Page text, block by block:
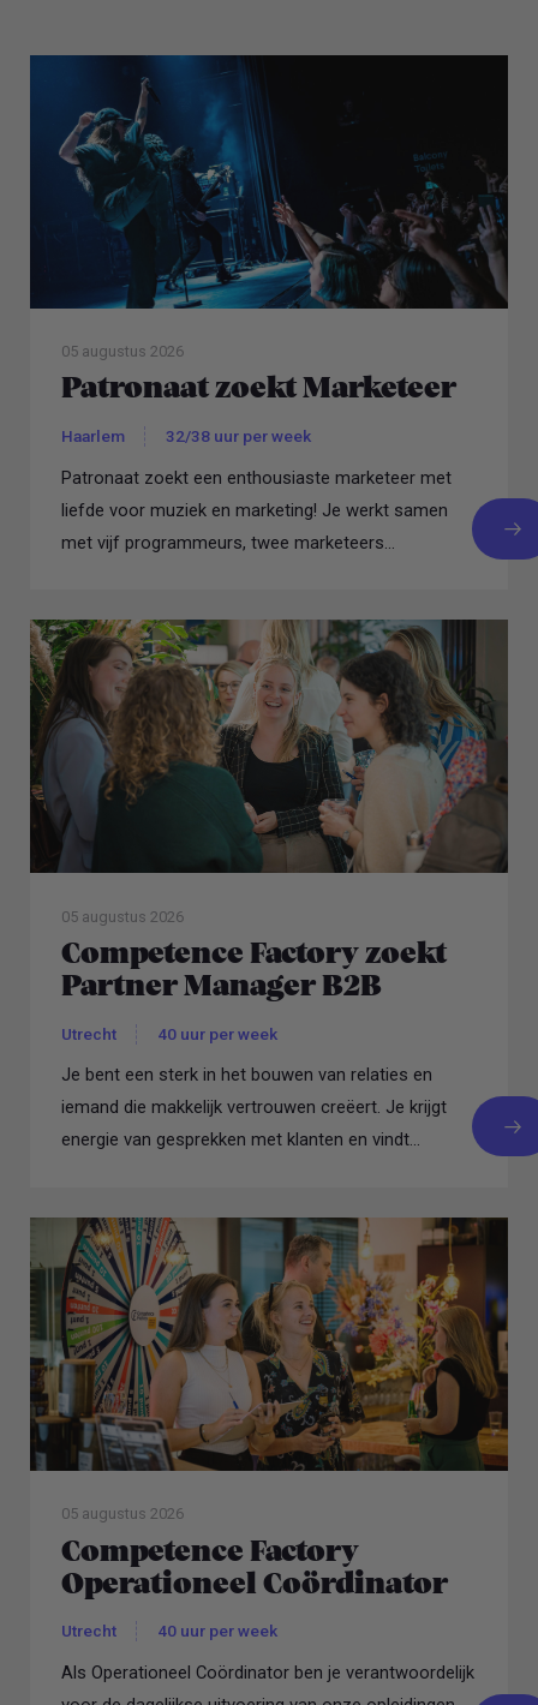
05 augustus 2026
Patronaat zoekt Marketeer
Haarlem 32/38 uur per week
Patronaat zoekt een enthousiaste marketeer met
liefde voor muziek en marketing! Je werkt samen
met vijf programmeurs, twee marketeers...
05 augustus 2026
Competence Factory zoekt
Partner Manager B2B
Utrecht 40 uur per week
Je bent een sterk in het bouwen van relaties en
iemand die makkelijk vertrouwen creëert. Je krijgt
energie van gesprekken met klanten en vindt...
05 augustus 2026
Competence Factory
Operationeel Coördinator
Utrecht 40 uur per week
Als Operationeel Coördinator ben je verantwoordelijk